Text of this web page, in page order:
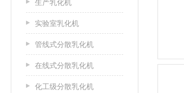
生产乳化机
实验室乳化机
管线式分散乳化机
在线式分散乳化机
化工级分散乳化机